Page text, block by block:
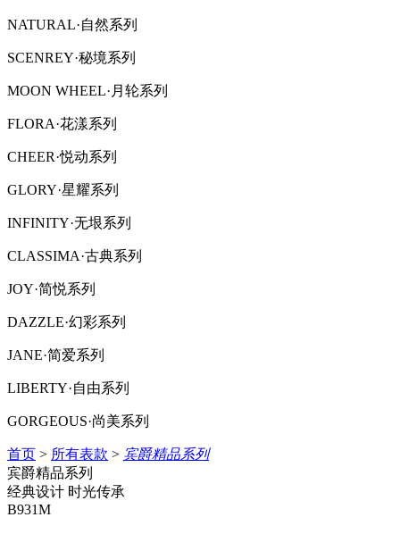
NATURAL·自然系列
SCENREY·秘境系列
MOON WHEEL·月轮系列
FLORA·花漾系列
CHEER·悦动系列
GLORY·星耀系列
INFINITY·无垠系列
CLASSIMA·古典系列
JOY·简悦系列
DAZZLE·幻彩系列
JANE·简爱系列
LIBERTY·自由系列
GORGEOUS·尚美系列
首页 > 所有表款 > 宾爵精品系列
宾爵精品系列
经典设计 时光传承
B931M